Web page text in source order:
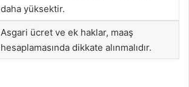
daha yüksektir.
Asgari ücret ve ek haklar, maaş
hesaplamasında dikkate alınmalıdır.